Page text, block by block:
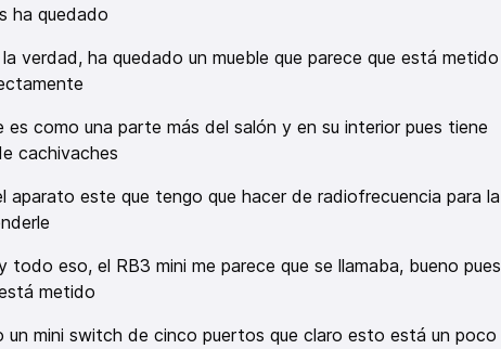
ha quedado
verdad, ha quedado un mueble que parece que está metido
es como una parte más del salón y en su interior pues tiene
cachivaches
aparato este que tengo que hacer de radiofrecuencia para la
todo eso, el RB3 mini me parece que se llamaba, bueno pues
metido
un mini switch de cinco puertos que claro esto está un poco